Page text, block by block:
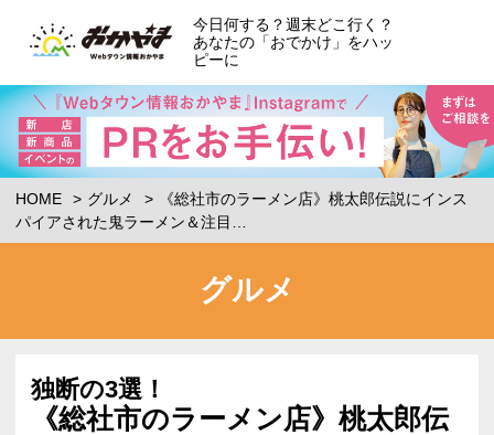
今日何する？週末どこ行く？
あなたの「おでかけ」をハッ
ピーに
HOME グルメ
《総社市のラーメン店》桃太郎伝説にインス
パイアされた鬼ラーメン＆注目…
グルメ
独断の3選！
《総社市のラーメン店》桃太郎伝